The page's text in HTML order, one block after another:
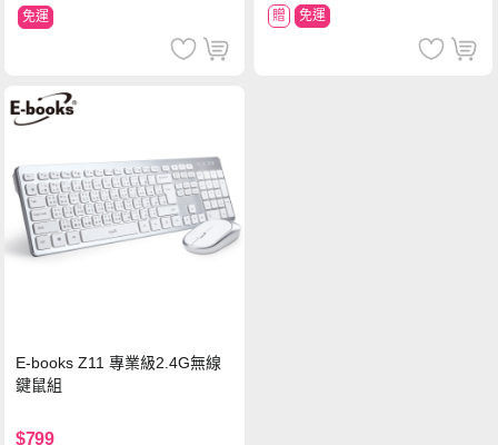
免運 贈 免運
E-books Z11 專業級2.4G無線
鍵鼠組
$799